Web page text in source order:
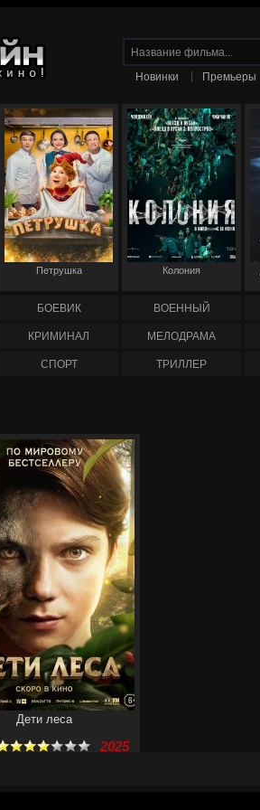
Новинки Премьеры
Петрушка Колония
БОЕВИК ВОЕННЫЙ
КРИМИНАЛ МЕЛОДРАМА
СПОРТ ТРИЛЛЕР
Дети леса
2025